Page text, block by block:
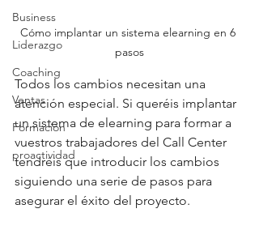
Business
Liderazgo
Coaching
Ventas
Formación
proactividad
Cómo implantar un sistema elearning en 6
pasos
Todos los cambios necesitan una
atención especial. Si queréis implantar
un sistema de elearning para formar a
vuestros trabajadores del Call Center
tendréis que introducir los cambios
siguiendo una serie de pasos para
asegurar el éxito del proyecto.